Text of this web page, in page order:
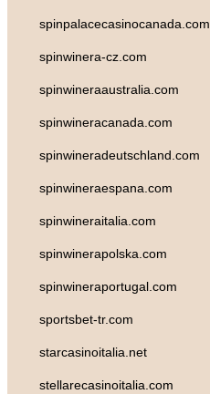
spinpalacecasinocanada.com
spinwinera-cz.com
spinwineraaustralia.com
spinwineracanada.com
spinwineradeutschland.com
spinwineraespana.com
spinwineraitalia.com
spinwinerapolska.com
spinwineraportugal.com
sportsbet-tr.com
starcasinoitalia.net
stellarecasinoitalia.com